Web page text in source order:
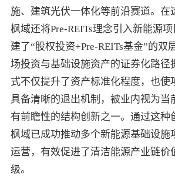
施、建筑光伏一体化等前沿赛道。在
枫域还将Pre-REITs理念引入新能源
建了“股权投资+Pre-REITs基金”的双
场投资与基础设施资产的证券化路径
式不仅提升了资产标准化程度，也使
具备清晰的退出机制，被业内视为当
有前瞻性的结构创新之一。通过这种
枫域已成功推动多个新能源基础设施
运营，有效促进了清洁能源产业链价
级。